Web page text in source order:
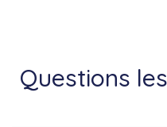
Questions